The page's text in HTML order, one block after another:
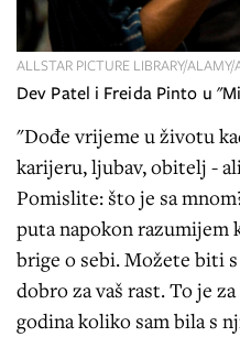
Dev Patel i Freida Pinto u
ALLSTAR PICTURE LIBRARY/
"Dođe vrijeme u životu
karijeru, ljubav, obitelj -
Pomislite: što je sa
puta napokon razumijem
brige o sebi. Možete biti
dobro za vaš rast. To je
godina koliko sam bila s